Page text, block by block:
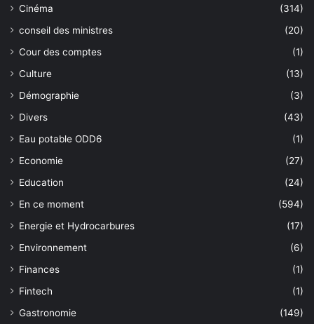
Cinéma
(314)
conseil des ministres
(20)
Cour des comptes
(1)
Culture
(13)
Démographie
(3)
Divers
(43)
Eau potable ODD6
(1)
Economie
(27)
Education
(24)
En ce moment
(594)
Energie et Hydrocarbures
(17)
Environnement
(6)
Finances
(1)
Fintech
(1)
Gastronomie
(149)